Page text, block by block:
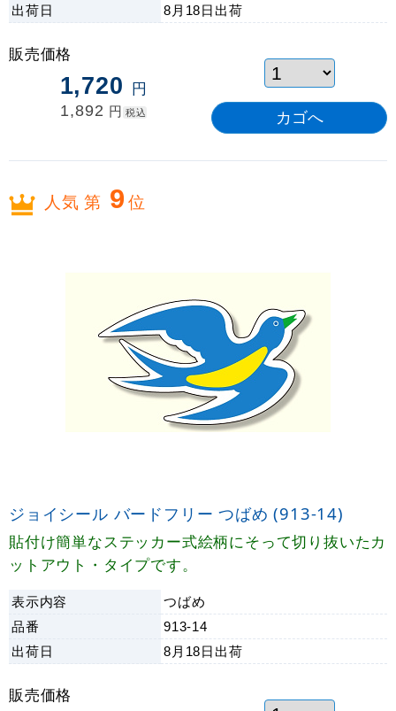
出荷日 8月18日 出荷
販売価格
1,720 円
1,892 円 税込
人気 第 9位
ジョイシール バードフリー つばめ (913-14)
貼付け簡単なステッカー式絵柄にそって切り抜いたカ
ットアウト・タイプです。
表示内容
つばめ
品番
913-14
出荷日 8月18日 出荷
販売価格